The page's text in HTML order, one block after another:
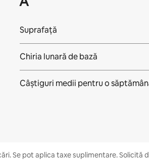
Suprafață
Chiria lunară de bază
Câștiguri medii pentruo
Se pot aplica taxe suplimentare. Solicită